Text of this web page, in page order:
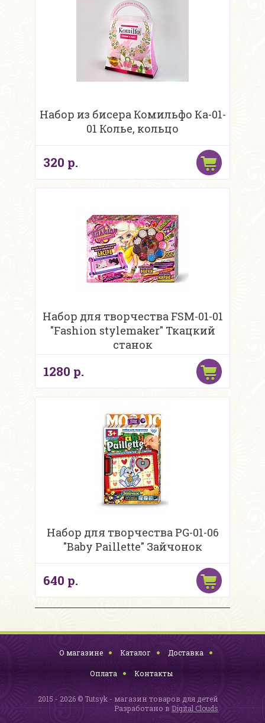
Набор из бисера Комильфо Ка-01-
01 Колье, кольцо
320 р.
Набор для творчества FSM-01-01
"Fashion stylemaker" Ткацкий
станок
1280 р.
Набор для творчества PG-01-06
"Baby Paillette" Зайчонок
640 р.
О магазине Каталог Доставка
Оплата Контакты
2015 - 2026 © Tutsyk - магазин товаров для детей
Разработано в Digital Clouds